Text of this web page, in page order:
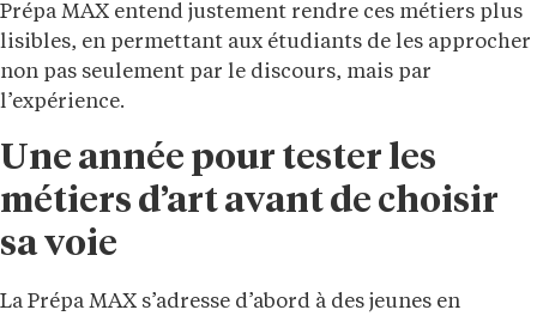
Prépa MAX entend justement rendre ces métiers plus
lisibles, en permettant aux étudiants de les approcher
non pas seulement par le discours, mais par
l’expérience.
Une année pour tester les
métiers d’art avant de choisir
sa voie
La Prépa MAX s’adresse d’abord à des jeunes en